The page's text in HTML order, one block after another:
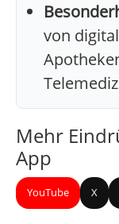
von
Mehr
App
YouTube X